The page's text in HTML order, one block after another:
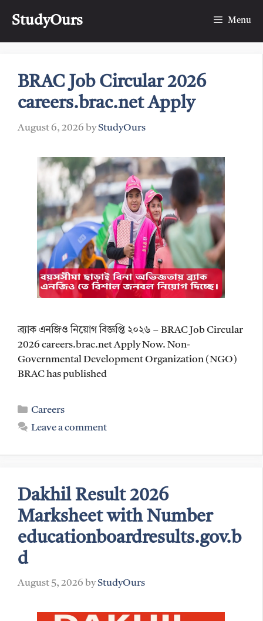
StudyOurs Menu
BRAC Job Circular 2026
careers.brac.net Apply
August 6, 2026 byStudyOurs
ব্র্যাক এনজিও নিয়োগ বিজ্ঞপ্তি ২০২৬ – BRAC Job Circular
2026 careers.brac.net Apply Now. Non-
Governmental Development Organization (NGO)
BRAC has published
Categories
Careers
Leave a comment
Dakhil Result 2026
Marksheet with Number
educationboardresults.gov.b
d
August 5, 2026 byStudyOurs